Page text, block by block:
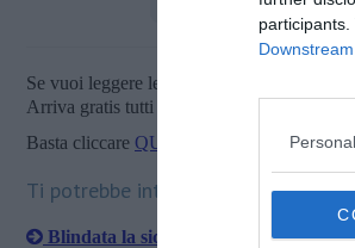
Se vuoi leggere le notizie principali della
Arriva gratis tutti i giorni alle 20:00
Basta cliccare QUI
Ti potrebbe interessare anche:
Blindata la sicurezza del torrente